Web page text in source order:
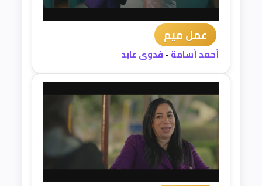
عمل ميم
أحمد أسامة-فدوى عابد